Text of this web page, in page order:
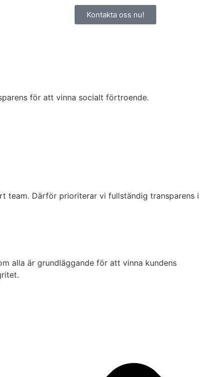
Kontakta oss nu!
för att vinna socialt förtroende.
team. Därför prioriterar vi fullständig transparens i
alla är grundläggande för att vinna kundens